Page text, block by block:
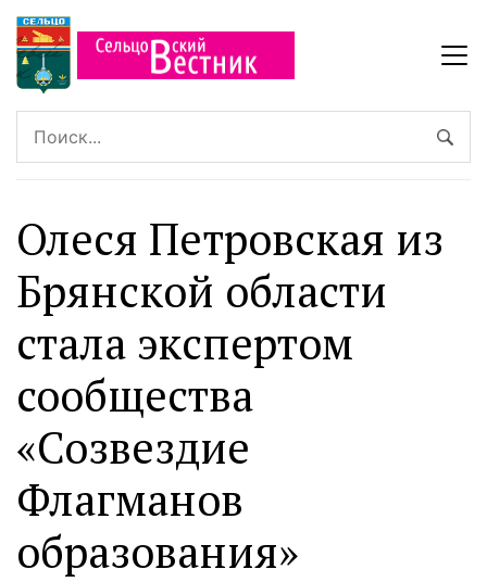
Олеся Петровская из
Брянской области
стала экспертом
сообщества
«Созвездие
Флагманов
образования»